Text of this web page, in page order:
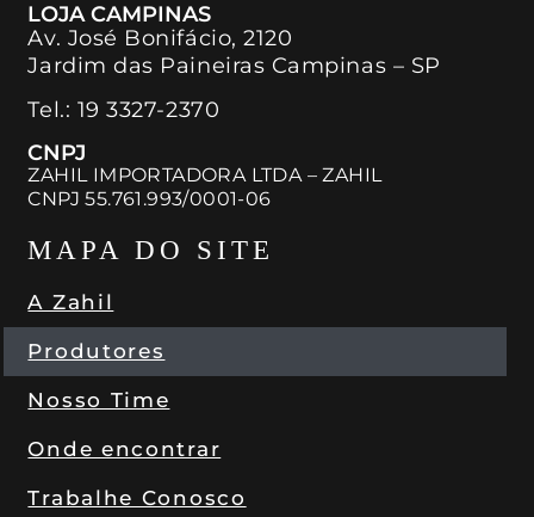
LOJA CAMPINAS
Av. José Bonifácio, 2120
Jardim das Paineiras Campinas – SP
Tel.: 19 3327-2370
CNPJ
ZAHIL IMPORTADORA LTDA – ZAHIL
CNPJ 55.761.993/0001-06
MAPA DO SITE
A Zahil
Produtores
Nosso Time
Onde encontrar
Trabalhe Conosco